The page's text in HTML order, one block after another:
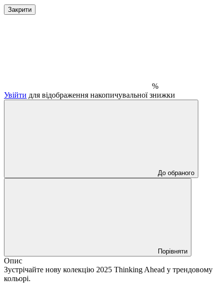
Закрити
%
Увійти для відображення накопичувальної знижки
До обраного
Порівняти
Опис
Зустрічайте нову колекцію 2025 Thinking Ahead у трендовому
кольорі.